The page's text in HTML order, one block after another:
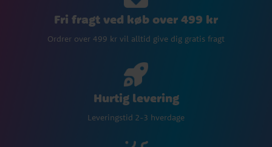
Fri fragt ved køb over 499 kr
Ordrer over 499 kr vil alltid give dig gratis fragt
Hurtig levering
Leveringstid 2-3 hverdage